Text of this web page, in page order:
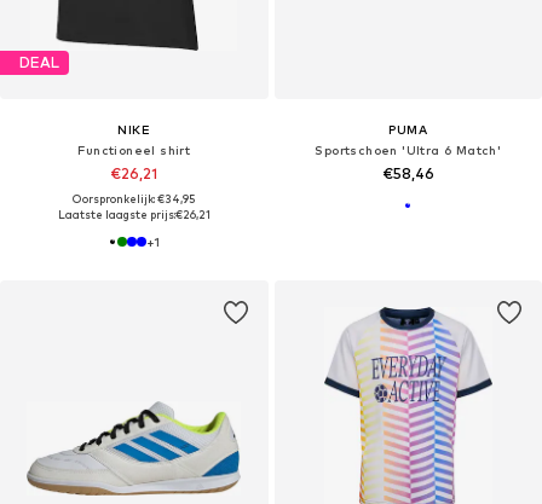
DEAL
NIKE
Functioneel shirt
€26,21
Oorspronkelijk: €34,95
Laatste laagste prijs:€26,21
+1
PUMA
Sportschoen 'Ultra 6 Match'
€58,46